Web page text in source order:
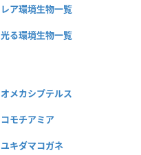
レア環境生物一覧
光る環境生物一覧
オメカシプテルス
コモチアミア
ユキダマコガネ